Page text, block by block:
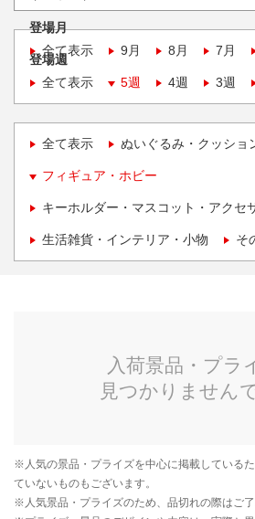
登場月
全て表示
9月 8月 7月
登場週
全て表示
5週 4週 3週
全て表示 ぬいぐるみ・クッショ
フィギュア・ホビー
キーホルダー・マスコット・アクセ
生活雑貨・インテリア・小物 そ